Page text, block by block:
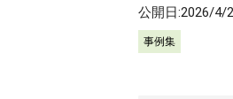
公開日:2026/4/
事例集